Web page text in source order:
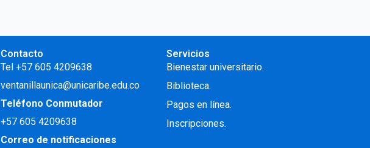
Contacto
Tel +57 605 4209638
ventanillaunica@unicaribe.edu.co
Teléfono Conmutador
+57605 4209638
Correo de notificaciones
Servicios
Bienestar universitario.
Biblioteca.
Pagos en línea.
Inscripciones.